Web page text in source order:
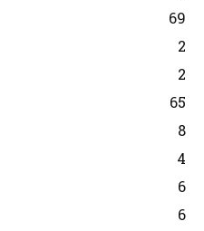
69
2
2
65
8
4
6
6